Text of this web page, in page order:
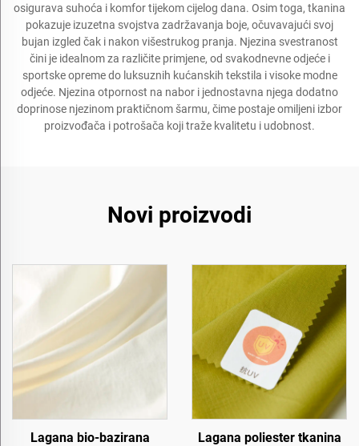
osigurava suhoća i komfor tijekom cijelog dana. Osim toga, tkanina
pokazuje izuzetna svojstva zadržavanja boje, očuvavajući svoj
bujan izgled čak i nakon višestrukog pranja. Njezina svestranost
čini je idealnom za različite primjene, od svakodnevne odjeće i
sportske opreme do luksuznih kućanskih tekstila i visoke modne
odjeće. Njezina otpornost na nabor i jednostavna njega dodatno
doprinose njezinom praktičnom šarmu, čime postaje omiljeni izbor
proizvođača i potrošača koji traže kvalitetu i udobnost.
Novi proizvodi
Lagana bio-bazirana
Lagana poliester tkanina